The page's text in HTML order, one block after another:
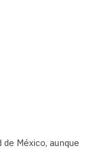
México, aunque